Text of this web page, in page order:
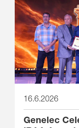
16.6.2026
Genelec